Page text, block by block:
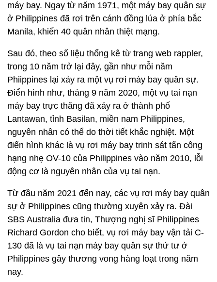
máy bay. Ngay từ năm 1971, một máy bay quân sự
ở Philippines đã rơi trên cánh đồng lúa ở phía bắc
Manila, khiến 40 quân nhân thiệt mạng.
Sau đó, theo số liệu thống kê từ trang web rappler,
trong 10 năm trở lại đây, gần như mỗi năm
Phiippines lại xảy ra một vụ rơi máy bay quân sự.
Điển hình như, tháng 9 năm 2020, một vụ tai nạn
máy bay trực thăng đã xảy ra ở thành phố
Lantawan, tỉnh Basilan, miền nam Philippines,
nguyên nhân có thể do thời tiết khắc nghiệt. Một
điển hình khác là vụ rơi máy bay trinh sát tấn công
hạng nhẹ OV-10 của Philippines vào năm 2010, lỗi
động cơ là nguyên nhân của vụ tai nạn.
Từ đầu năm 2021 đến nay, các vụ rơi máy bay quân
sự ở Philippines cũng thường xuyên xảy ra. Đài
SBS Australia đưa tin, Thượng nghị sĩ Philippines
Richard Gordon cho biết, vụ rơi máy bay vận tải C-
130 đã là vụ tai nạn máy bay quân sự thứ tư ở
Philippines gây thương vong hàng loạt trong năm
nay.